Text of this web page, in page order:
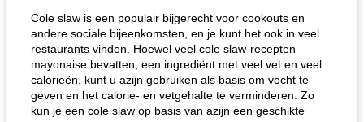
Cole slaw is een populair bijgerecht voor cookouts en
andere sociale bijeenkomsten, en je kunt het ook in veel
restaurants vinden. Hoewel veel cole slaw-recepten
mayonaise bevatten, een ingrediënt met veel vet en veel
calorieën, kunt u azijn gebruiken als basis om vocht te
geven en het calorie- en vetgehalte te verminderen. Zo
kun je een cole slaw op basis van azijn een geschikte